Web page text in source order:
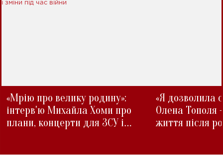
«Мрію про велику родину»:
інтерв'ю Михайла Хоми про
плани, концерти для ЗСУ і
«Я дозволила
Олена Тополя
життя після